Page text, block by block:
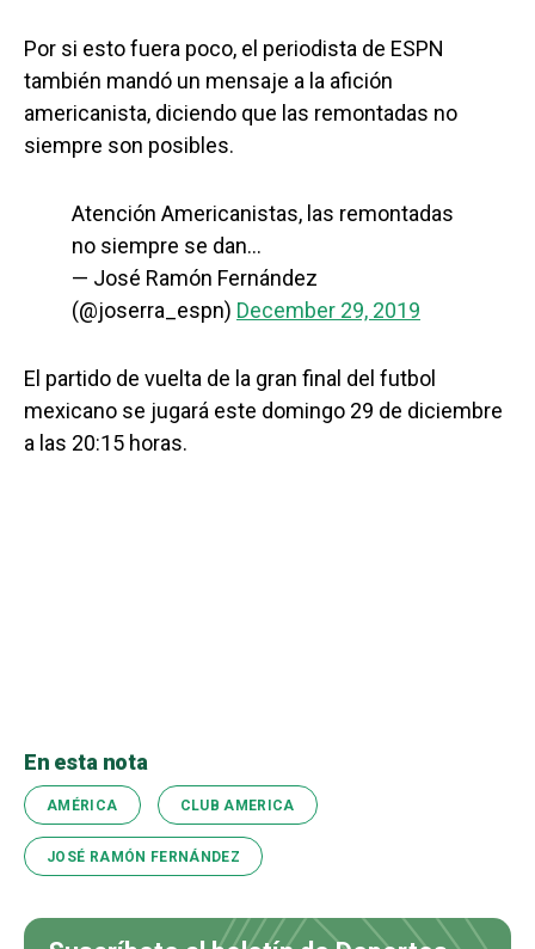
Por si esto fuera poco, el periodista de ESPN
también mandó un mensaje a la afición
americanista, diciendo que las remontadas no
siempre son posibles.
Atención Americanistas, las remontadas
no siempre se dan…
— José Ramón Fernández
(@joserra_espn) December 29, 2019
El partido de vuelta de la gran final del futbol
mexicano se jugará este domingo 29 de diciembre
a las 20:15 horas.
En esta nota
AMÉRICA CLUB AMERICA
JOSÉ RAMÓN FERNÁNDEZ